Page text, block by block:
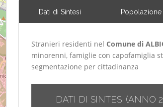
Dati di Sintesi Popolazione
Stranieri residenti nel Comune di
minorenni, famiglie con capofamiglia
segmentazione per cittadinanza
DATI DI SINTESI (ANNO